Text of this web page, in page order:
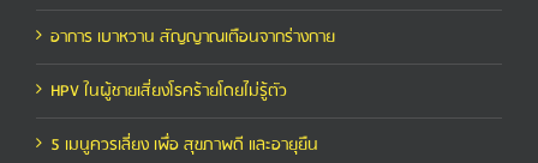
อาการ เบาหวาน สัญญาณเตือนจากร่างกาย
HPV ในผู้ชายเสี่ยงโรคร้ายโดยไม่รู้ตัว
5 เมนูควรเลี่ยง เพื่อ สุขภาพดี และอายุยืน